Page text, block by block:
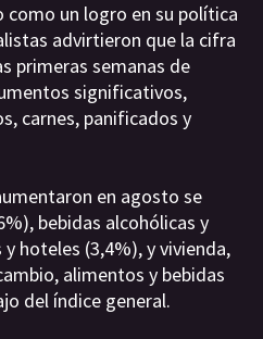
como un logro en su política
advirtieron que la cifra
primeras semanas de
significativos,
carnes, panificados y
en agosto se
bebidas alcohólicas y
hoteles (3,4%), y vivienda,
alimentos y bebidas
del índice general.